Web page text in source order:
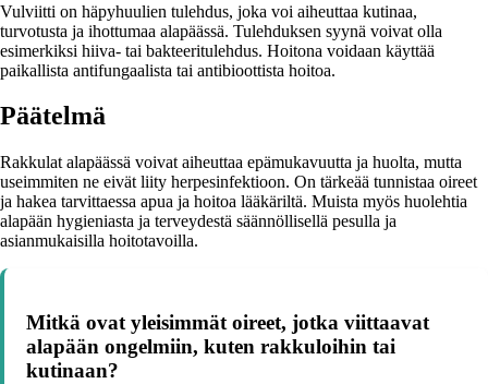
Vulviitti on häpyhuulien tulehdus, joka voi aiheuttaa kutinaa,
turvotusta ja ihottumaa alapäässä. Tulehduksen syynä voivat olla
esimerkiksi hiiva- tai bakteeritulehdus. Hoitona voidaan käyttää
paikallista antifungaalista tai antibioottista hoitoa.
Päätelmä
Rakkulat alapäässä voivat aiheuttaa epämukavuutta ja huolta, mutta
useimmiten ne eivät liity herpesinfektioon. On tärkeää tunnistaa oireet
ja hakea tarvittaessa apua ja hoitoa lääkäriltä. Muista myös huolehtia
alapään hygieniasta ja terveydestä säännöllisellä pesulla ja
asianmukaisilla hoitotavoilla.
Mitkä ovat yleisimmät oireet, jotka viittaavat
alapään ongelmiin, kuten rakkuloihin tai
kutinaan?